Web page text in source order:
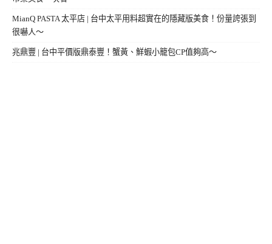
MianQ PASTA 太平店 | 台中太平用料超實在的隱藏版美食！份量誇張到
很嚇人～
兆鼎豐 | 台中平價版鼎泰豐！蟹黃、鮮蝦小籠包CP值夠高～